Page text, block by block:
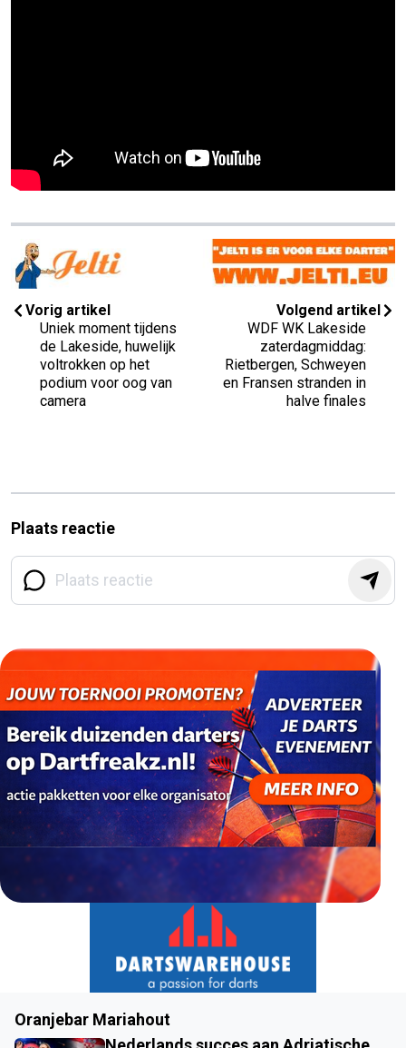
Vorig artikel
Uniek moment tijdens
de Lakeside, huwelijk
voltrokken op het
podium voor oog van
camera
Volgend artikel
WDF WK Lakeside
zaterdagmiddag:
Rietbergen, Schweyen
en Fransen stranden in
halve finales
Plaats reactie
Oranjebar Mariahout